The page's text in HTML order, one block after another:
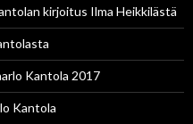
kirjoitus Ilma Heikkilästä
Kantola 2017
Kantola